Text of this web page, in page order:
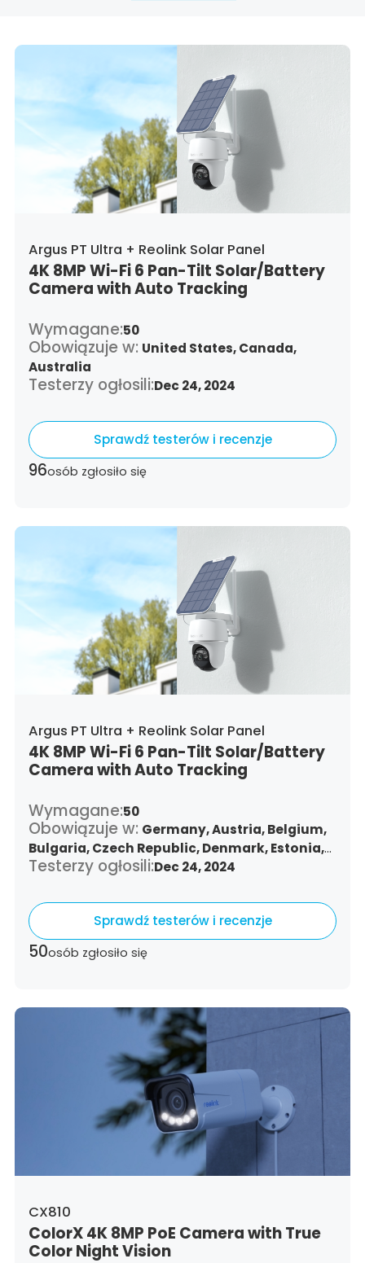
Argus PT Ultra + Reolink Solar Panel
4K 8MP Wi-Fi 6 Pan-Tilt Solar/Battery
Camera with Auto Tracking
Wymagane:50
Obowiązuje w: United States,Canada,
Australia
Testerzy ogłosili:Dec 24, 2024
Sprawdź testerów i recenzje
96osób zgłosiło się
Argus PT Ultra + Reolink Solar Panel
4K 8MP Wi-Fi 6 Pan-Tilt Solar/Battery
Camera with Auto Tracking
Wymagane:50
Obowiązuje w: Germany,Austria,Belgium,
Bulgaria,Czech Republic,Denmark,Estonia,
Spain,Finland,France,Greece,
Luxembourg,Latvia,Malta,Netherlands,
Poland,
Portugal,Romania, Sweden,
Slovenia,Slovakia
Testerzy ogłosili:Dec 24, 2024
Sprawdź testerów i recenzje
50osób zgłosiło się
CX810
ColorX 4K 8MP PoE Camera with True
Color Night Vision